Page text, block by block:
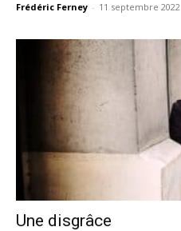
Frédéric Ferney - 11 septembre 2022
Une disgrâce